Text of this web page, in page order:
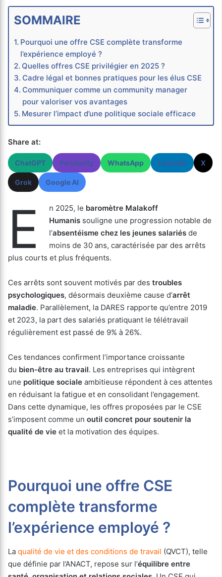
SOMMAIRE
Pourquoi une offre CSE complète transforme
l’expérience employé ?
Quelles offres CSE privilégier en 2025 ?
Cadre légal et bonnes pratiques pour les élus CSE
Communiquer comme un community manager
pour valoriser vos avantages
Mesurer l’impact d’une politique sociale efficace
Share at:
ChatGPT Perplexity WhatsApp LinkedIn X
Grok Google AI
E n 2025, le baromètre Malakoff
Humanis souligne une progression notable de
l’absentéisme chez les jeunes salariés de
moins de 30 ans, caractérisée par des arrêts
plus courts et plus fréquents.
Ces arrêts sont souvent motivés par des troubles
psychologiques, désormais deuxième cause d’arrêt
maladie. Parallèlement, la DARES rapporte qu’entre 2019
et 2023, la part des salariés pratiquant le télétravail
régulièrement est passé de 9% à 26%.
Ces tendances confirment l’importance croissante
du bien-être au travail. Les entreprises qui intègrent
une politique sociale ambitieuse répondent à ces attentes
en réduisant la fatigue et en consolidant l’engagement.
Dans cette dynamique, les offres proposées par le CSE
s’imposent comme un outil concret pour soutenir la
qualité de vie et la motivation des équipes.
Pourquoi une offre CSE
complète transforme
l’expérience employé ?
La qualité de vie et des conditions de travail (QVCT), telle
que définie par l’ANACT, repose sur l’équilibre entre